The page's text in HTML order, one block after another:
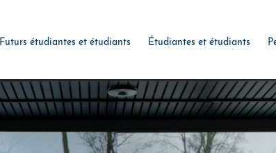
Futurs étudiantes et étudiants Étudiantes et étudiants